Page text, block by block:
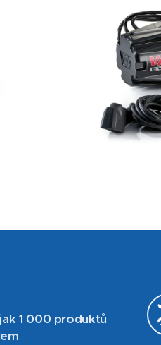
1 000 produktů